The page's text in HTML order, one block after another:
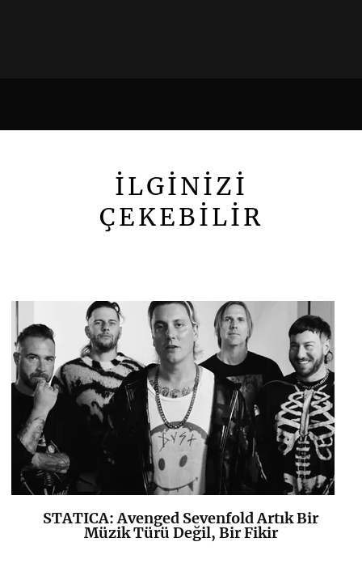
İLGİNİZİ
ÇEKEBİLİR
K+
STATICA: Avenged Sevenfold Artık Bir
Müzik Türü Değil, Bir Fikir